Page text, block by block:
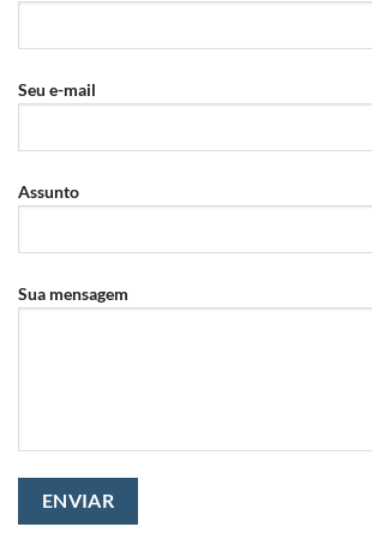
Seu e-mail
Assunto
Sua mensagem